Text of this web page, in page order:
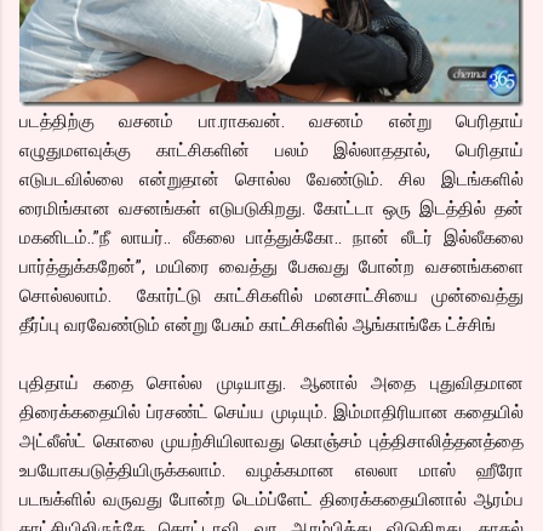
படத்திற்கு வசனம் பா.ராகவன். வசனம் என்று பெரிதாய்
எழுதுமளவுக்கு காட்சிகளின் பலம் இல்லாததால், பெரிதாய்
எடுபடவில்லை என்றுதான் சொல்ல வேண்டும். சில இடங்களில்
ரைமிங்கான வசனங்கள் எடுபடுகிறது. கோட்டா ஒரு இடத்தில் தன்
மகனிடம்..”நீ லாயர்.. லீகலை பாத்துக்கோ.. நான் லீடர் இல்லீகலை
பார்த்துக்கறேன்”, மயிரை வைத்து பேசுவது போன்ற வசனங்களை
சொல்லலாம். கோர்ட்டு காட்சிகளில் மனசாட்சியை முன்வைத்து
தீர்ப்பு வரவேண்டும் என்று பேசும் காட்சிகளில் ஆங்காங்கே ட்ச்சிங்
புதிதாய் கதை சொல்ல முடியாது. ஆனால் அதை புதுவிதமான
திரைக்கதையில் ப்ரசண்ட் செய்ய முடியும். இம்மாதிரியான கதையில்
அட்லீஸ்ட் கொலை முயற்சியிலாவது கொஞ்சம் புத்திசாலித்தனத்தை
உபயோகபடுத்தியிருக்கலாம். வழக்கமான எலலா மாஸ் ஹீரோ
படஙக்ளில் வருவது போன்ற டெம்ப்ளேட் திரைக்கதையினால் ஆரம்ப